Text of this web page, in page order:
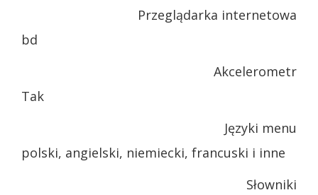
Przeglądarka internetowa
bd
Akcelerometr
Tak
Języki menu
polski, angielski, niemiecki, francuski i inne
Słowniki